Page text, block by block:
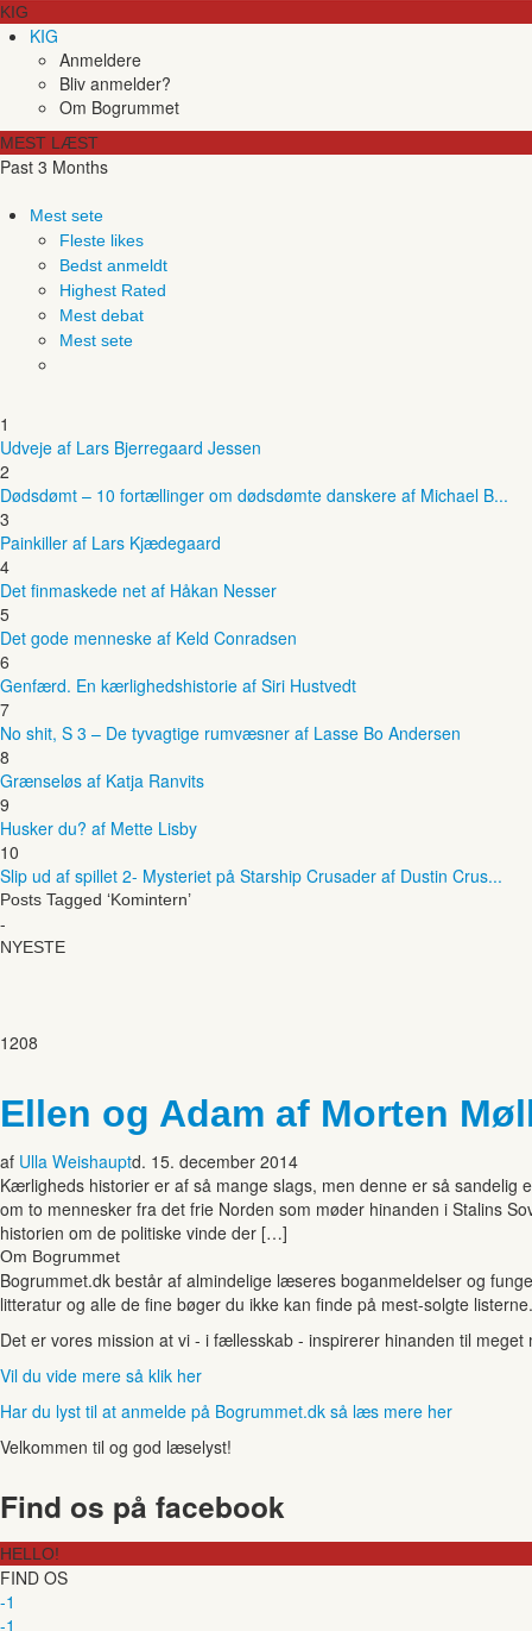
KIG
KIG
Anmeldere
Bliv anmelder?
Om Bogrummet
MEST LÆST
Past 3 Months
Mest sete
Fleste likes
Bedst anmeldt
Highest Rated
Mest debat
Mest sete
1
Udveje af Lars Bjerregaard Jessen
2
Dødsdømt – 10 fortællinger om dødsdømte danskere af Michael B...
3
Painkiller af Lars Kjædegaard
4
Det finmaskede net af Håkan Nesser
5
Det gode menneske af Keld Conradsen
6
Genfærd. En kærlighedshistorie af Siri Hustvedt
7
No shit, S 3 – De tyvagtige rumvæsner af Lasse Bo Andersen
8
Grænseløs af Katja Ranvits
9
Husker du? af Mette Lisby
10
Slip ud af spillet 2- Mysteriet på Starship Crusader af Dustin Crus...
Posts Tagged ‘Komintern’
-
NYESTE
1208
Ellen og Adam af Morten
af Ulla Weishauptd. 15. december 2014
Kærligheds historier er af så mange slags, men denne er så sandelig
om to mennesker fra det frie Norden som møder hinanden i Stalins
historien om de politiske vinde der […]
Om Bogrummet
Bogrummet.dk består af almindelige læseres boganmeldelser og
litteratur og alle de fine bøger du ikke kan finde på mest-solgte listerne.
Det er vores mission at vi - i fællesskab - inspirerer hinanden til
Vil du vide mere så klik her
Har du lyst til at anmelde på Bogrummet.dk så læs mere her
Velkommen til og god læselyst!
Find os på facebook
HELLO!
FIND OS
-1
-1